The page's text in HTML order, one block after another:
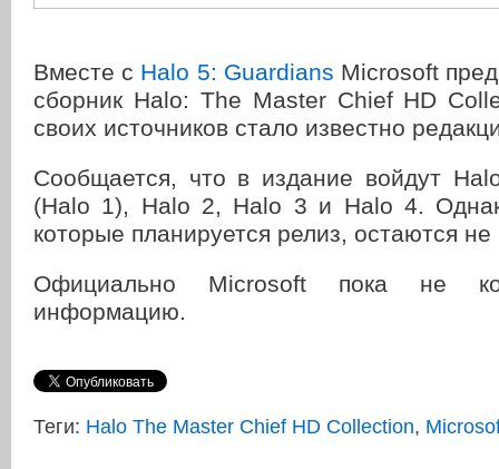
Вместе с Halo 5: Guardians Microsoft
сборник Halo: The Master Chief HD
своих источников стало известно
Сообщается, что в издание войдут
(Halo 1), Halo 2, Halo 3 и Halo 4.
которые планируется релиз, остаются
Официально Microsoft пока не
информацию.
Теги: Halo The Master Chief HD Collection,